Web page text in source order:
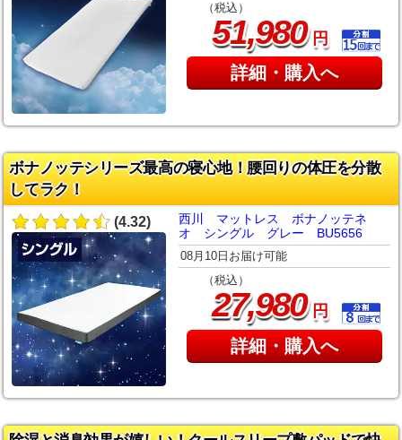
（税込）
51,980円
詳細・購入へ
ボナノッテシリーズ最高の寝心地！腰回りの体圧を分散
してラク！
(4.32)
西川 マットレス ボナノッテネ
オ シングル グレー BU5656
08月10日お届け可能
（税込）
27,980円
詳細・購入へ